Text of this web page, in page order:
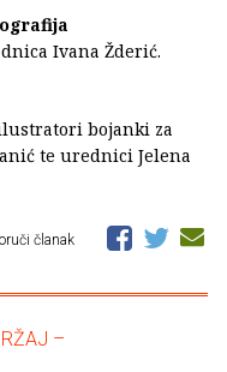
Ivana Žderić.
bojanki za
te urednici Jelena
članak
–